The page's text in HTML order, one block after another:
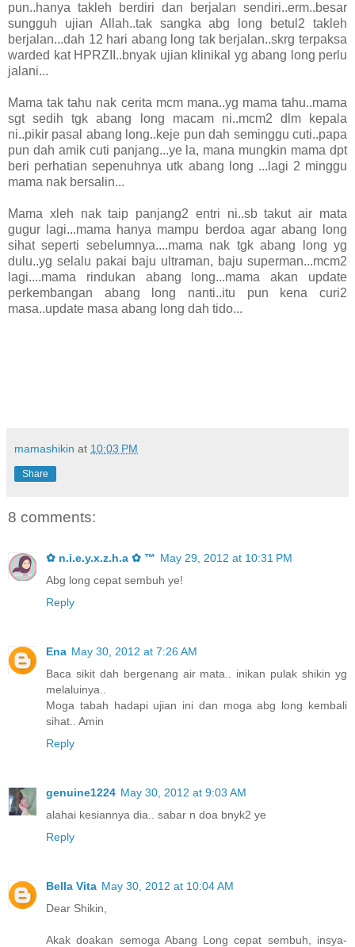
pun..hanya takleh berdiri dan berjalan sendiri..erm..besar
sungguh ujian Allah..tak sangka abg long betul2 takleh
berjalan...dah 12 hari abang long tak berjalan..skrg terpaksa
warded kat HPRZII..bnyak ujian klinikal yg abang long perlu
jalani...
Mama tak tahu nak cerita mcm mana..yg mama tahu..mama
sgt sedih tgk abang long macam ni..mcm2 dlm kepala
ni..pikir pasal abang long..keje pun dah seminggu cuti..papa
pun dah amik cuti panjang...ye la, mana mungkin mama dpt
beri perhatian sepenuhnya utk abang long ...lagi 2 minggu
mama nak bersalin...
Mama xleh nak taip panjang2 entri ni..sb takut air mata
gugur lagi...mama hanya mampu berdoa agar abang long
sihat seperti sebelumnya....mama nak tgk abang long yg
dulu..yg selalu pakai baju ultraman, baju superman...mcm2
lagi....mama rindukan abang long...mama akan update
perkembangan abang long nanti..itu pun kena curi2
masa..update masa abang long dah tido...
mamashikin at 10:03 PM
Share
8 comments:
✿ n.i.e.y.x.z.h.a ✿ ™ May 29, 2012 at 10:31 PM
Abg long cepat sembuh ye!
Reply
Ena May 30, 2012 at 7:26 AM
Baca sikit dah bergenang air mata.. inikan pulak shikin yg
melaluinya..
Moga tabah hadapi ujian ini dan moga abg long kembali
sihat.. Amin
Reply
genuine1224 May 30, 2012 at 9:03 AM
alahai kesiannya dia.. sabar n doa bnyk2 ye
Reply
Bella Vita May 30, 2012 at 10:04 AM
Dear Shikin,
Akak doakan semoga Abang Long cepat sembuh, insya-